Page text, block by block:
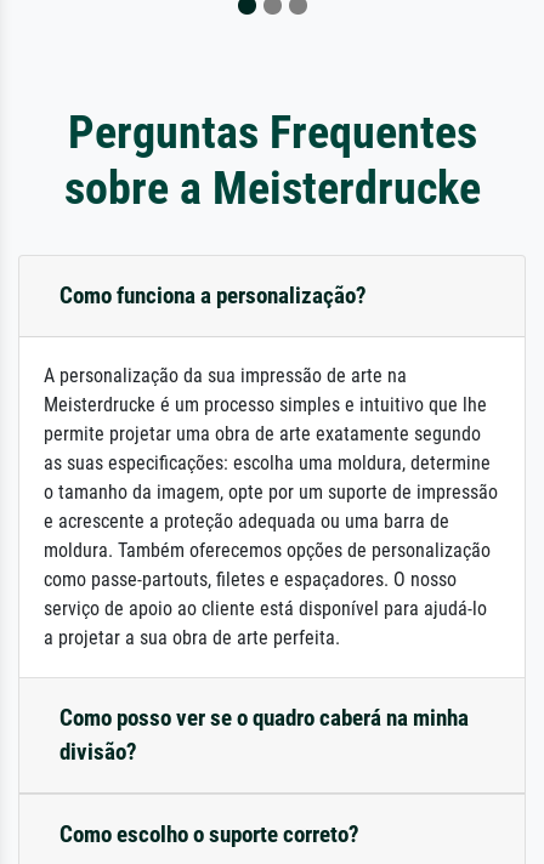
Perguntas Frequentes
sobre a Meisterdrucke
Como funciona a personalização?
A personalização da sua impressão de arte na
Meisterdrucke é um processo simples e intuitivo que lhe
permite projetar uma obra de arte exatamente segundo
as suas especificações: escolha uma moldura, determine
o tamanho da imagem, opte por um suporte de impressão
e acrescente a proteção adequada ou uma barra de
moldura. Também oferecemos opções de personalização
como passe-partouts, filetes e espaçadores. O nosso
serviço de apoio ao cliente está disponível para ajudá-lo
a projetar a sua obra de arte perfeita.
Como posso ver se o quadro caberá na minha
divisão?
Como escolho o suporte correto?